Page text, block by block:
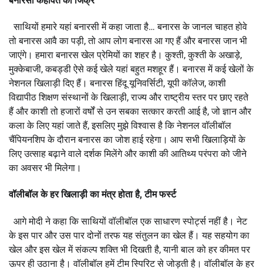
साथियों हमारे यहां बनारसी में कहा जाता है… बनारस के जानल चाहत होवे
तो बनारस आवै का पड़ी, तो आप लोग बनारस आ गए हैं और बनारस जान भी
जाएंगे। हमारा बनारस खेल प्रेमियों का शहर है। कुश्ती, कुश्ती के अखाड़े,
मुक्केबाजी, कबड्डी ऐसे कई खेले यहां बहुत मशहूर हैं। बनारस में कई खेलों के
नेशनल खिलाड़ी दिए हैं। बनारस हिंदू यूनिवर्सिटी, यूपी कॉलेज, काशी
विद्यापीठ शिक्षण संस्थानों के खिलाड़ी, राज्य और राष्ट्रीय स्तर पर छाए रहते
हैं और काशी तो हजारों वर्षों से उन सबका सत्कार करती आई है, जो ज्ञान और
कला के लिए यहां जाते हैं, इसलिए मुझे विश्वास है कि नेशनल वॉलीबॉल
चैंपियनशिप के दौरान बनारस का जोश हाई रहेगा। आप सभी खिलाड़ियों के
लिए उत्साह बढ़ाने वाले दर्शक मिलेंगे और काशी की आतिथ्य परंपरा को जीने
का अवसर भी मिलेगा।
वॉलीबॉल के हर खिलाड़ी का मंत्र होता है, टीम फर्स्ट
आगे मोदी ने कहा कि साथियों वॉलीबॉल एक साधारण स्पोर्ट्स नहीं है। नेट
के इस पार और उस पार दोनों तरफ यह संतुलन का खेल हैं। यह सहयोग का
खेल और इस खेल में संकल्प शक्ति भी दिखती है, यानी बाल को हर कीमत पर
ऊपर ही उठाना है। वॉलीबॉल हमें टीम स्पिरिट से जोड़ती है। वॉलीबॉल के हर